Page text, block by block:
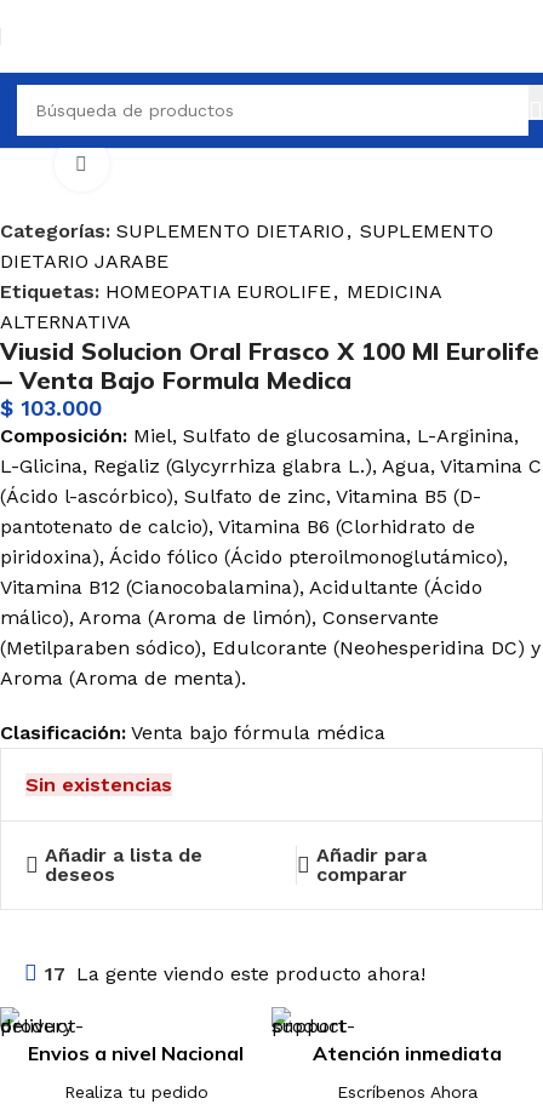
DIETARIO SUPLEMENTO DIETARIO JARABE
Categorías: SUPLEMENTO DIETARIO , SUPLEMENTO
DIETARIO JARABE
Etiquetas: HOMEOPATIA EUROLIFE, MEDICINA
ALTERNATIVA
Viusid Solucion Oral Frasco X 100 Ml Eurolife
– Venta Bajo Formula Medica
$ 103.000
Composición: Miel, Sulfato de glucosamina, L-Arginina,
L-Glicina, Regaliz (Glycyrrhiza glabra L.), Agua, Vitamina C
(Ácido l-ascórbico), Sulfato de zinc, Vitamina B5 (D-
pantotenato de calcio), Vitamina B6 (Clorhidrato de
piridoxina), Ácido fólico (Ácido pteroilmonoglutámico),
Vitamina B12 (Cianocobalamina), Acidultante (Ácido
málico), Aroma (Aroma de limón), Conservante
(Metilparaben sódico), Edulcorante (Neohesperidina DC) y
Aroma (Aroma de menta).
Clasificación: Venta bajo fórmula médica
Sin existencias
Añadir a lista de
deseos
Añadir para
comparar
17 La gente viendo este producto ahora!
Envios a nivel Nacional
Realiza tu pedido
Atención inmediata
Escríbenos Ahora